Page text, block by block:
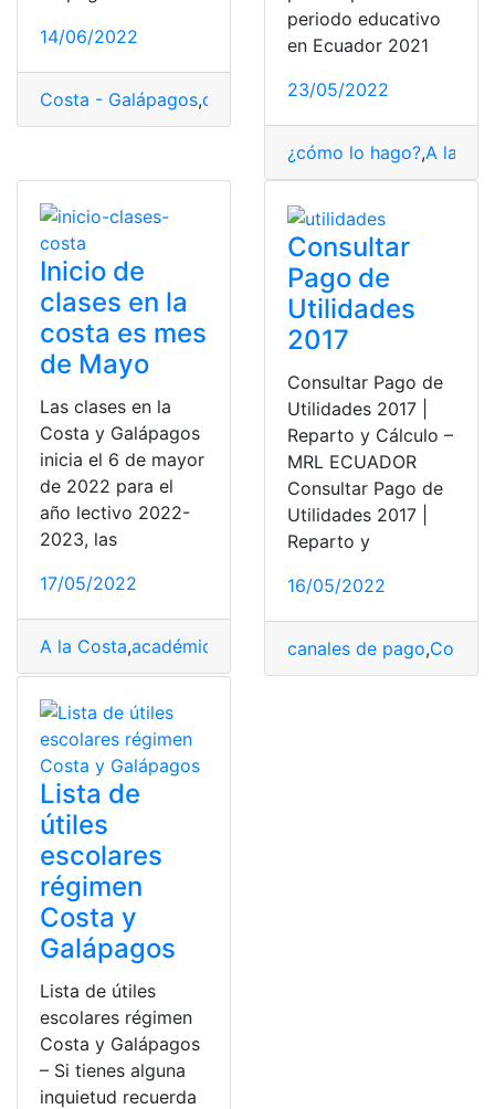
14/06/2022
Costa - Galápagos,costa - galápagos,FreeFire
periodo educativo
en Ecuador 2021
23/05/2022
¿cómo lo hago?,A la
Inicio de
clases en la
costa es mes
de Mayo
Las clases en la
Costa y Galápagos
inicia el 6 de mayor
de 2022 para el
año lectivo 2022-
2023, las
17/05/2022
A la Costa,académico Costa - Galápagos,
Consultar
Pago de
Utilidades
2017
Consultar Pago de
Utilidades 2017 |
Reparto y Cálculo –
MRL ECUADOR
Consultar Pago de
Utilidades 2017 |
Reparto y
16/05/2022
canales de pago,
Lista de
útiles
escolares
régimen
Costa y
Galápagos
Lista de útiles
escolares régimen
Costa y Galápagos
– Si tienes alguna
inquietud recuerda